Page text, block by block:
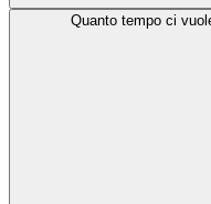
Quanto tempo ci